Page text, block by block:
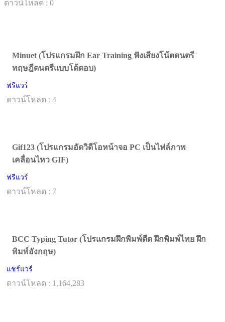
ดาวน์โหลด : 0
Minuet (โปรแกรมฝึก Ear Training ฟังเสียงโน้ตดนตรี
ทฤษฎีดนตรีแบบโต้ตอบ)
ฟรีแวร์
ดาวน์โหลด : 4
Gif123 (โปรแกรมอัดวิดีโอหน้าจอ PC เป็นไฟล์ภาพ
เคลื่อนไหว GIF)
ฟรีแวร์
ดาวน์โหลด : 7
BCC Typing Tutor (โปรแกรมฝึกพิมพ์ดีด ฝึกพิมพ์ไทย ฝึก
พิมพ์อังกฤษ)
แชร์แวร์
ดาวน์โหลด : 1,164,283